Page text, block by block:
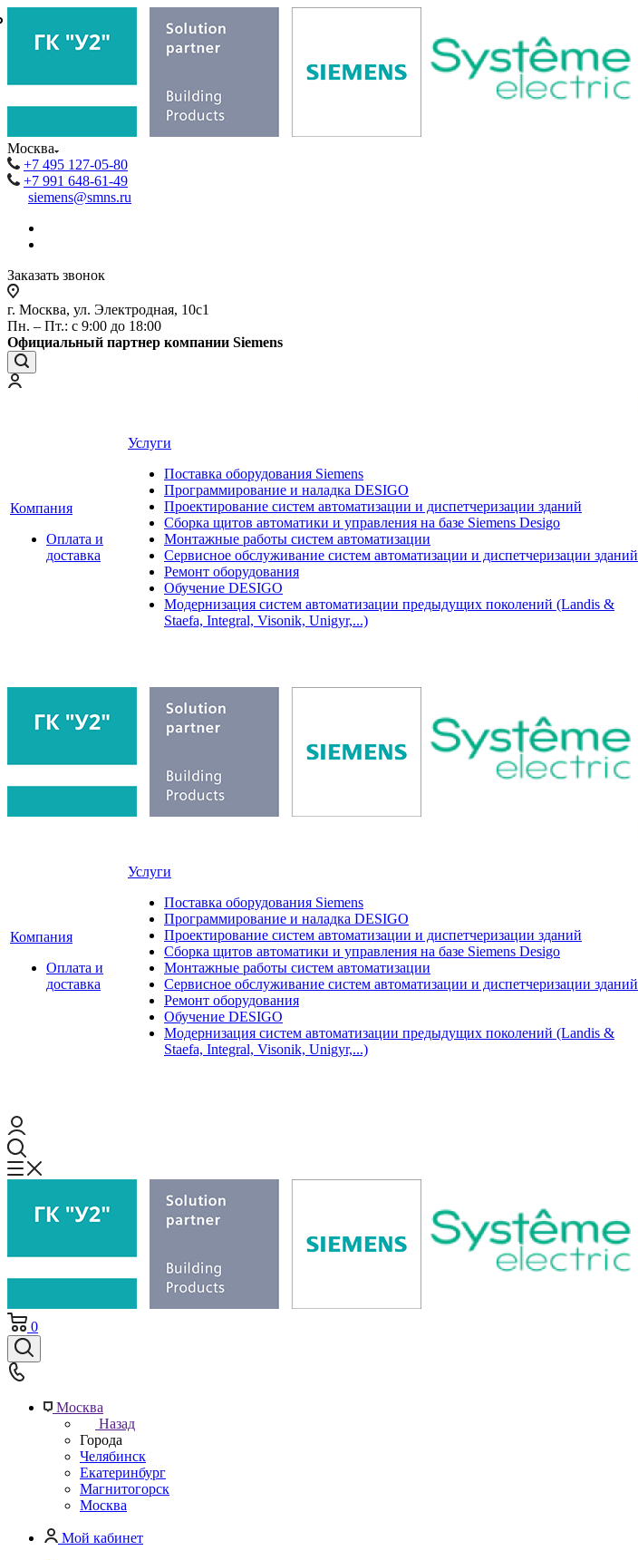
Москва
+7 495 127-05-80
+7 991 648-61-49
siemens@smns.ru
Заказать звонок
г. Москва, ул. Электродная, 10с1
Пн. – Пт.: с 9:00 до 18:00
Официальный партнер компании Siemens
Компания
Оплата и
доставка
Услуги
Поставка оборудования Siemens
Программирование и наладка DESIGO
Проектирование систем автоматизации и диспетчеризации зданий
Сборка щитов автоматики и управления на базе Siemens Desigo
Монтажные работы систем автоматизации
Сервисное обслуживание систем автоматизации и диспетчеризации зданий
Ремонт оборудования
Обучение DESIGO
Модернизация систем автоматизации предыдущих поколений (Landis &
Staefa, Integral, Visonik, Unigyr,...)
Компания
Оплата и
доставка
Услуги
Поставка оборудования Siemens
Программирование и наладка DESIGO
Проектирование систем автоматизации и диспетчеризации зданий
Сборка щитов автоматики и управления на базе Siemens Desigo
Монтажные работы систем автоматизации
Сервисное обслуживание систем автоматизации и диспетчеризации зданий
Ремонт оборудования
Обучение DESIGO
Модернизация систем автоматизации предыдущих поколений (Landis &
Staefa, Integral, Visonik, Unigyr,...)
0
Москва
Назад
Города
Челябинск
Екатеринбург
Магнитогорск
Москва
Мой кабинет